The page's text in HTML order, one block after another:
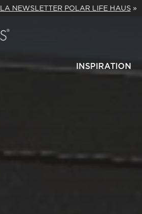
LA NEWSLETTER POLAR LIFE HAUS »
INSPIRATION